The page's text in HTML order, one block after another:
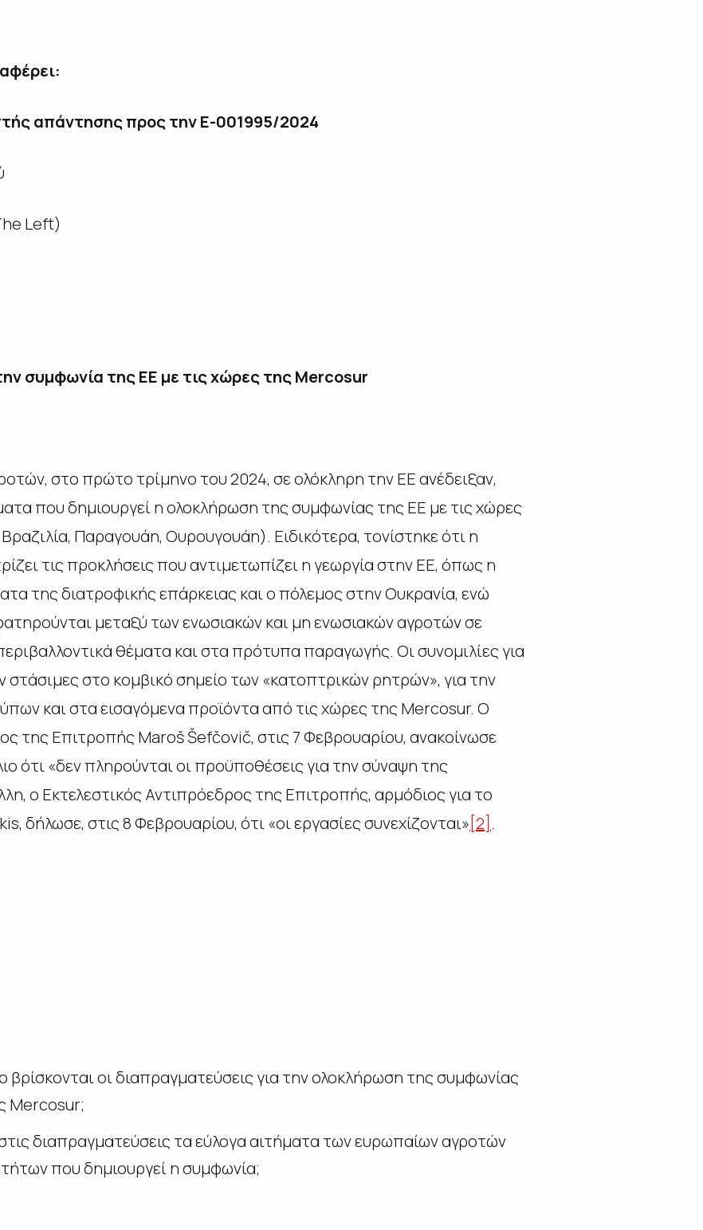
απάντησης προς τηνE-001995/2024
Left)
συμφωνία της EE με τις χώρες της Mercosur
στο πρώτο τρίμηνο του 2024, σε ολόκληρη την ΕΕ ανέδειξαν,
που δημιουργεί η ολοκλήρωση της συμφωνίας της EE με τις χώρες
Παραγουάη, Ουρουγουάη). Ειδικότερα, τονίστηκε ότι η
τις προκλήσεις που αντιμετωπίζει η γεωργία στην ΕΕ, όπως η
της διατροφικής επάρκειας και ο πόλεμος στην Ουκρανία, ενώ
μεταξύ των ενωσιακών και μη ενωσιακών αγροτών σε
θέματα και στα πρότυπα παραγωγής. Οι συνομιλίες για
στο κομβικό σημείο των «κατοπτρικών ρητρών», για την
και στα εισαγόμενα προϊόντα από τις χώρες της Mercosur. Ο
της Επιτροπής Maroš Šefčovič, στις 7 Φεβρουαρίου, ανακοίνωσε
ότι «δεν πληρούνται οι προϋποθέσεις για την σύναψη της
ο Εκτελεστικός Αντιπρόεδρος της Επιτροπής, αρμόδιος για το
δήλωσε, στις 8 Φεβρουαρίου, ότι «οι εργασίες συνεχίζονται» [2] .
βρίσκονται οι διαπραγματεύσεις για την ολοκλήρωση της συμφωνίας
Mercosur;
διαπραγματεύσεις τα εύλογα αιτήματα των ευρωπαίων αγροτών
που δημιουργεί η συμφωνία;